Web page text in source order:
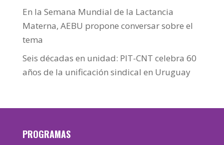
En la Semana Mundial de la Lactancia
Materna, AEBU propone conversar sobre el
tema
Seis décadas en unidad: PIT-CNT celebra 60
años de la unificación sindical en Uruguay
PROGRAMAS